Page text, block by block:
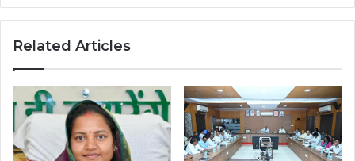
विष्णु
विशेष
पहल….
Related Articles